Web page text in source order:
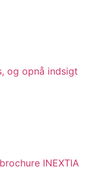
og opnå indsigt
INEXTIA